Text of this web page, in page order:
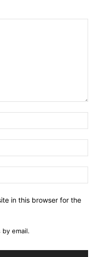
in this browser for the
email.